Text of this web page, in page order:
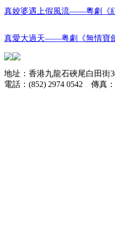
真姣婆遇上假風流——粵劇《
真愛大過天——粤劇《無情寶
地址：香港九龍石硤尾白田街
電話：(852) 2974 0542 傳真